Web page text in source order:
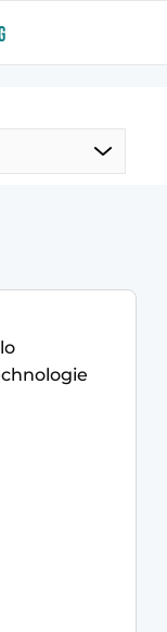
over bouw en